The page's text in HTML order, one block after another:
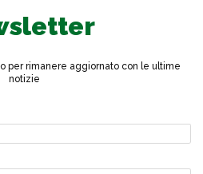
per rimanere aggiornato con le ultime
notizie